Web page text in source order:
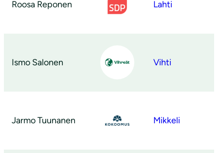
Roosa Reponen Lahti
Ismo Salonen Vihti
Jarmo Tuunanen Mikkeli